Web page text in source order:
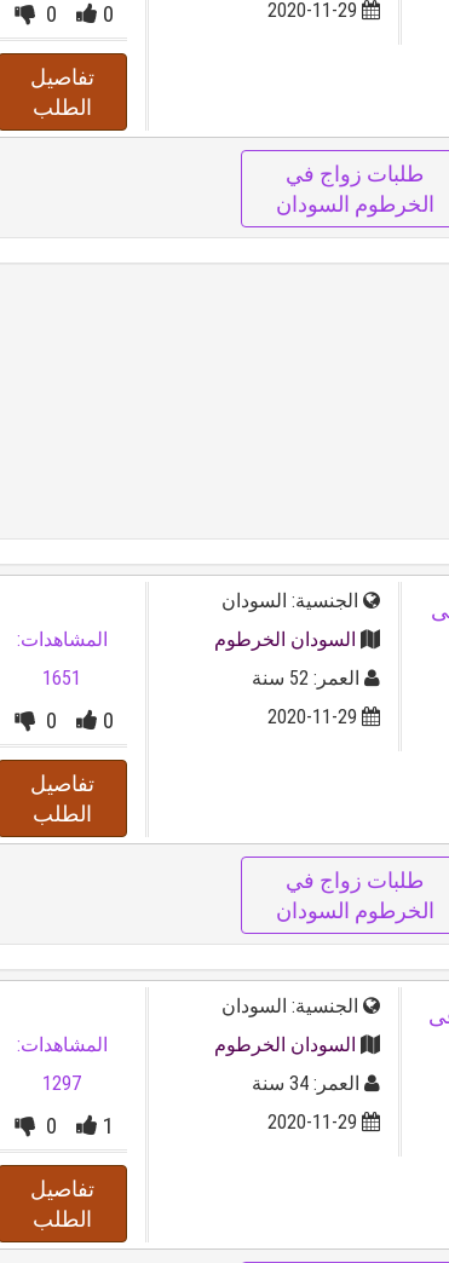
2020-11-29
0
0
تفاصيل
الطلب
طلبات زواج في
الخرطوم السودان
الجنسية: السودان
السودان الخرطوم
العمر: 52 سنة
2020-11-29
المشاهدات:
1651
0
0
تفاصيل
الطلب
طلبات زواج في
الخرطوم السودان
فى
الجنسية: السودان
السودان الخرطوم
العمر: 34 سنة
2020-11-29
المشاهدات:
1297
1
0
تفاصيل
الطلب